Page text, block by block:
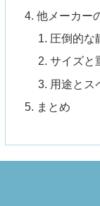
他メーカー
圧倒的な
サイズと
用途とス
まとめ